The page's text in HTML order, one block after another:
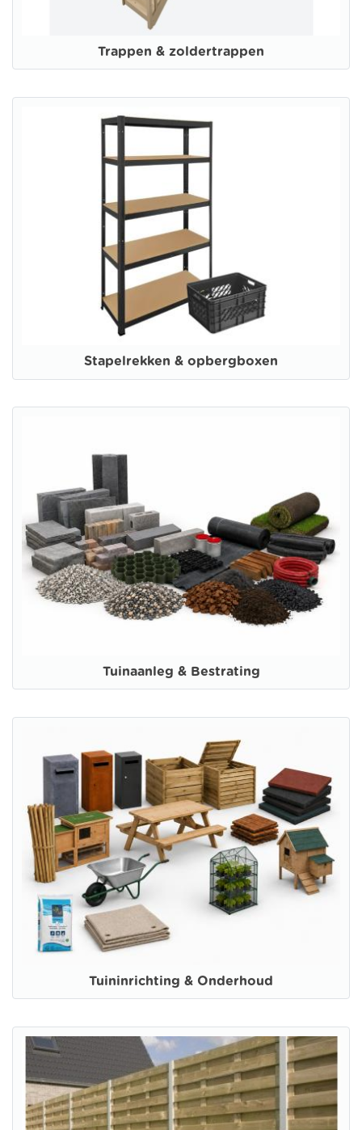
Trappen & zoldertrappen
Stapelrekken & opbergboxen
Tuinaanleg & Bestrating
Tuininrichting & Onderhoud